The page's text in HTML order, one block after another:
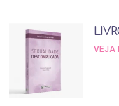
VEJA